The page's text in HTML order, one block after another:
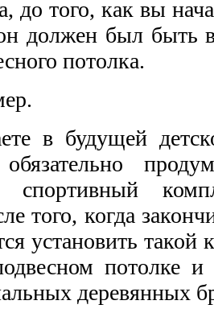
до того, как вы
должен был быть
потолка.
в будущей
спортивный
того, когда
установить такой
потолке
деревянных